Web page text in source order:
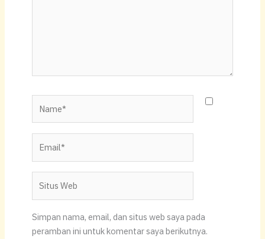
Web
Simpan nama, email, dan situs web saya pada
peramban ini untuk komentar saya berikutnya.